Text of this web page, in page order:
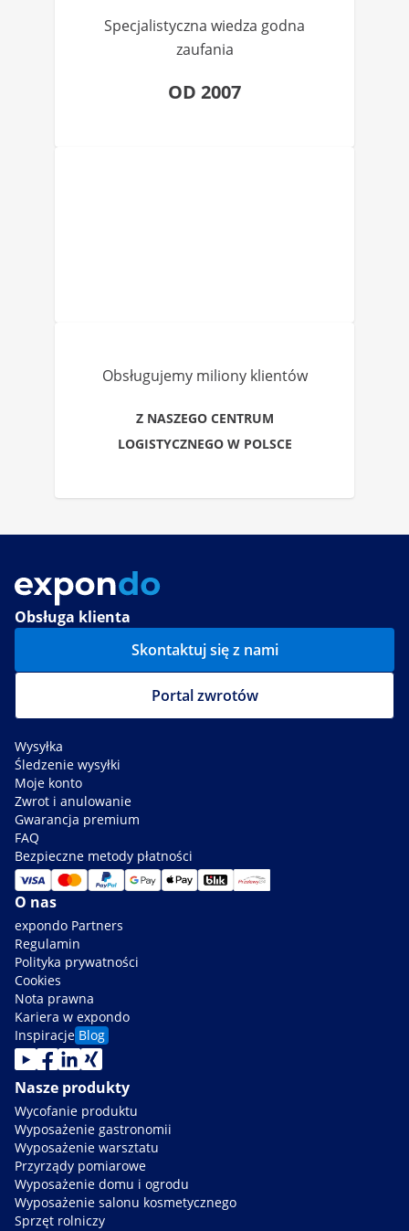
Specjalistyczna wiedza godna
zaufania
OD 2007
Obsługujemy miliony klientów
Z NASZEGO CENTRUM
LOGISTYCZNEGO W POLSCE
Obsługa klienta
Skontaktuj się z nami
Portal zwrotów
Wysyłka
Śledzenie wysyłki
Moje konto
Zwrot i anulowanie
Gwarancja premium
FAQ
Bezpieczne metody płatności
O nas
expondo Partners
Regulamin
Polityka prywatności
Cookies
Nota prawna
Kariera w expondo
Inspiracje Blog
Nasze produkty
Wycofanie produktu
Wyposażenie gastronomii
Wyposażenie warsztatu
Przyrządy pomiarowe
Wyposażenie domu i ogrodu
Wyposażenie salonu kosmetycznego
Sprzęt rolniczy